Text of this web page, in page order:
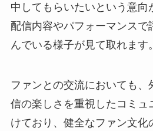
中してもらいたいという意向
配信内容やパフォーマンスで
んでいる様子が見て取れます。
ファンとの交流においても、
信の楽しさを重視したコミュ
けており、健全なファン文化